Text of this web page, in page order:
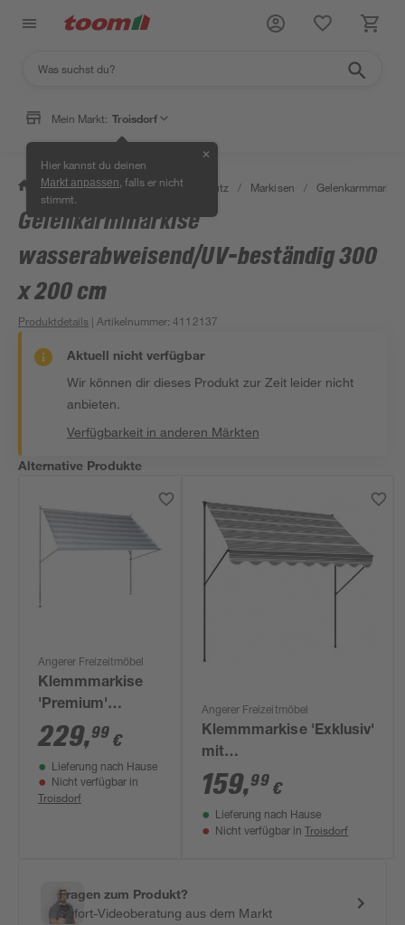
Mein Markt: Troisdorf
Hier kannst du deinen
Markt anpassen , falls er nicht
stimmt.
✕
/ Garten & Freizeit / Sonnenschutz / Markisen /
Gelenkarmmarkise
wasserabweisend/UV-beständig 300
x 200 cm
Produktdetails | Artikelnummer:4112137
Aktuell nicht verfügbar
Wir können dir dieses Produkt zur Zeit leider nicht
anbieten.
Verfügbarkeit in anderen Märkten
Alternative Produkte
Angerer Freizeitmöbel
Klemmmarkise
'Premium'
wasserabweisend
200 x 170 cm
229,99 €
Lieferung nach Hause
Nicht verfügbar in
Troisdorf
Angerer Freizeitmöbel
Klemmmarkise 'Exklusiv'
mit
Volant/wasserabweisend
200 x 150 cm
159,99 €
Lieferung nach Hause
Nicht verfügbar in Troisdorf
Fragen zum Produkt?
Sofort-Videoberatung aus dem Markt